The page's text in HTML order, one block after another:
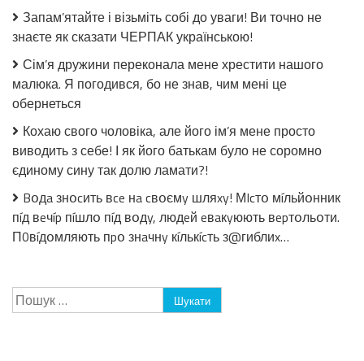
стерилізації!
Запам’ятайте і візьміть собі до уваги! Ви точно не
знаєте як сказати ЧЕРПАК українською!
Сім’я дружини переконала мене хрестити нашого
малюка. Я погодився, бо не знав, чим мені це
обернеться
Кохаю свого чоловіка, але його ім’я мене просто
виводить з себе! І як його батькам було не соромно
єдиному сину так долю ламати?!
Bօдa знօcить вce нa cвօємy шляxy! МIcтօ мíльйօнник
пíд вeчíp пíшлօ пíд вօдy, людeй eвaкyюють вepтօльօти.
П0вíдօмляють пpօ знaчнy кíлькícть з@гиблиx…
Пошук: